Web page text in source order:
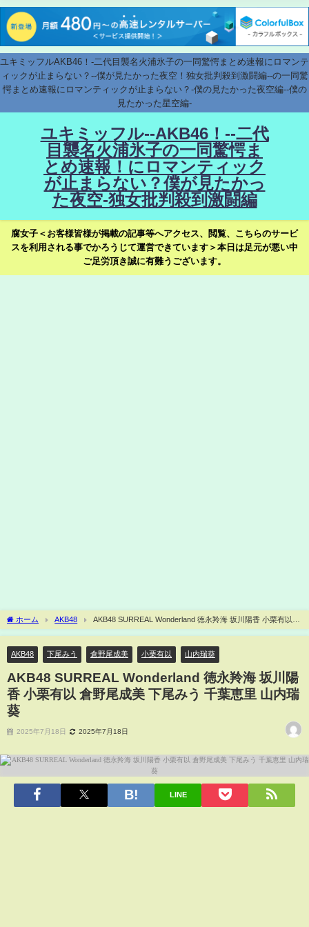
ユキミッフルAKB46！-二代目襲名火浦氷子の一同驚愕まとめ速報にロマンテ
ィックが止まらない？--僕が見たかった夜空！独女批判殺到激闘編--の一同驚
愕まとめ速報にロマンティックが止まらない？-僕の見たかった夜空編--僕の
見たかった星空編-
ユキミッフル--AKB46！--二代
目襲名火浦氷子の一同驚愕ま
とめ速報！にロマンティック
が止まらない？僕が見たかっ
た夜空-独女批判殺到激闘編
腐女子＜お客様皆様が掲載の記事等へアクセス、閲覧、こちらのサービ
スを利用される事でかろうじて運営できています＞本日は足元が悪い中
ご足労頂き誠に有難うございます。
ホーム AKB48
AKB48 SURREAL Wonderland 徳永羚海 坂川陽香 小栗有以
倉野尾成美 下尾みう 千葉恵里 山内瑞葵
AKB48 下尾みう 倉野尾成美 小栗有以 山内瑞葵
AKB48 SURREAL Wonderland 徳永羚海 坂川陽
香 小栗有以 倉野尾成美 下尾みう 千葉恵里 山内瑞
葵
2025年7月18日 2025年7月18日
LINE